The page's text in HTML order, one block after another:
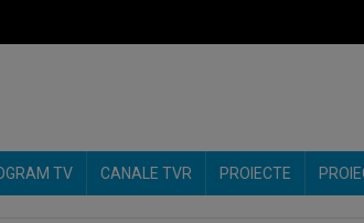
TV CANALE TVR PROIECTE